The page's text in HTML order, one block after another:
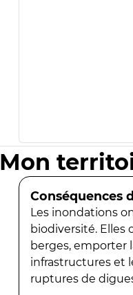
Mon
Conséquences
Les inondations
biodiversité. Elles
berges, emporter
infrastructures et
ruptures de